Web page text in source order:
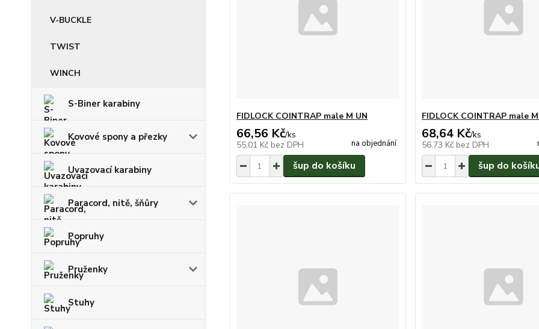
V-BUCKLE
TWIST
WINCH
S-Biner karabiny
Kovové spony a přezky
Uvazovací karabiny
Paracord, nitě, šňůry
Popruhy
Pruženky
Stuhy
FIDLOCK COINTRAP male M UN
66,56 Kč/ks
55,01 Kč bez DPH na objednání
šup do košíku
FIDLOCK COINTRAP male
68,64 Kč/ks
56,73 Kč bez DPH
šup do